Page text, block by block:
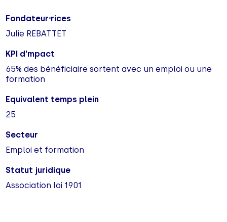
Fondateur⸱rices
Julie REBATTET
KPI d'mpact
65% des bénéficiaire sortent avec un emploi ou une
formation
Equivalent temps plein
25
Secteur
Emploi et formation
Statut juridique
Association loi 1901